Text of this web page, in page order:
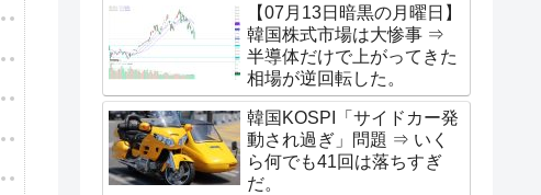
【07月13日暗黒の月曜日】
韓国株式市場は大惨事 ⇒
半導体だけで上がってきた
相場が逆回転した。
韓国KOSPI「サイドカー発
動され過ぎ」問題 ⇒ いく
ら何でも41回は落ちすぎ
だ。